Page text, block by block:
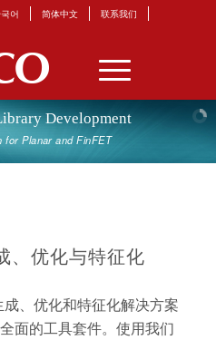
어 简体中文 联系我们
Development
for Planar and FinFET
、优化与特征化
、优化和特征化解决方案
面的工具套件。使用我们